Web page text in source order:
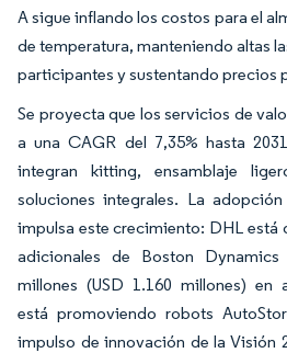
A sigue inflando los costos para el
de temperatura, manteniendo altas
participantes y sustentando precios
Se proyecta que los servicios de
a una CAGR del 7,35% hasta
integran kitting, ensamblaje
soluciones integrales. La
impulsa este crecimiento: DHL está
adicionales de Boston
millones (USD 1.160 millones) en
está promoviendo robots
impulso de innovación de la Visión